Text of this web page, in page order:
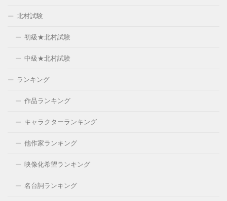
北村試験
初級★北村試験
中級★北村試験
ランキング
作品ランキング
キャラクターランキング
他作家ランキング
映像化希望ランキング
名台詞ランキング